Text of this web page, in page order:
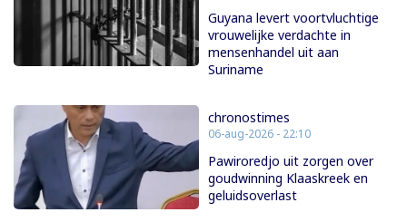
Guyana levert voortvluchtige
vrouwelijke verdachte in
mensenhandel uit aan
Suriname
chronostimes
06-aug-2026 - 22:10
Pawiroredjo uit zorgen over
goudwinning Klaaskreek en
geluidsoverlast